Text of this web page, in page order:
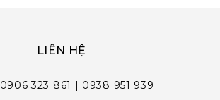
LIÊN HỆ
0906 323 861 | 0938 951 939